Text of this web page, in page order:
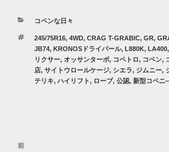
カ
ゴ
リ
ー
コペンな日々
タ
グ
245/75R16, 4WD, CRAG T-GRABIC, GR,
JB74, KRONOSドライパール, L880K, LA400,
リクサー, オッサンターボ, コペトロ, コペン,
店, サイトウロールケージ, シエラ, ジムニー,
テリキ, ハイリフト, ローブ, 公認, 新型コペニ
投
過
前